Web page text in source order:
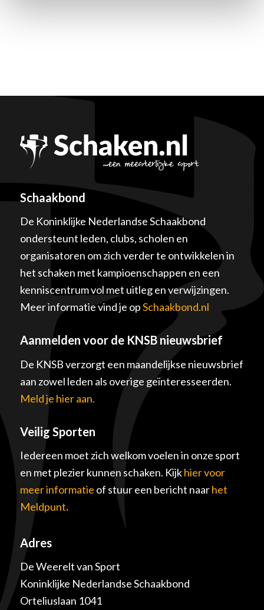
Schaakbond
De Koninklijke Nederlandse Schaakbond
ondersteunt leden, clubs, scholen en
organisatoren om zich verder te ontwikkelen in
het schaken met kampioenschappen en een
kenniscentrum vol met uitleg en verwijzingen.
Meer informatie vind je opSchaakbond.nl
Aanmelden voor de KNSB nieuwsbrief
De KNSB verzorgt een maandelijkse nieuwsbrief
aan zowel leden als overige geïnteresseerden.
Meld je hier aan.
Veilig Sporten
Iedereen moet zich welkom voelen in onze sport
en met plezier kunnen schaken. Kijkhier voor
meer informatie of stuur een bericht naarhet
Meldpunt.
Adres
De Weerelt van Sport
Koninklijke Nederlandse Schaakbond
Orteliuslaan 1041